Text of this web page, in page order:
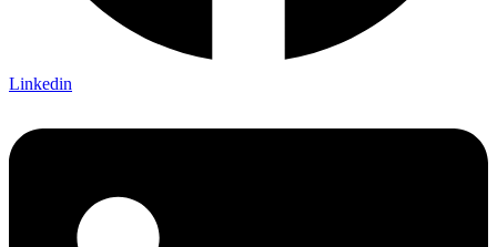
Linkedin